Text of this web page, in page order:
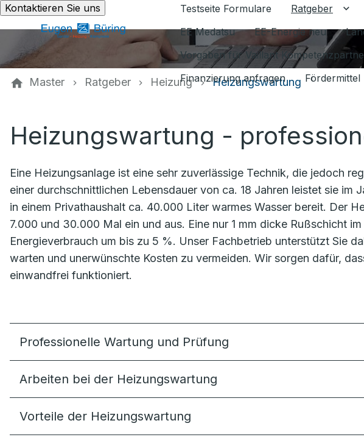
Kontaktieren Sie uns Testseite Formulare Ratgeber
EE Medatsu
EE-Energie neu
Vorgaben für Vaillant
Finanzierung anfragen
Fördermittel
Master Ratgeber Heizung Heizungswartung
Heizungswartung -
Eine Heizungsanlage ist eine sehr zuverlässige Technik, die jedoch
einer durchschnittlichen Lebensdauer von ca. 18 Jahren leistet sie im
in einem Privathaushalt ca. 40.000 Liter warmes Wasser bereit. Der
7.000 und 30.000 Mal ein und aus. Eine nur 1 mm dicke Rußschicht
Energieverbrauch um bis zu 5 %. Unser Fachbetrieb unterstützt Sie
warten und unerwünschte Kosten zu vermeiden. Wir sorgen dafür,
einwandfrei funktioniert.
Professionelle Wartung und Prüfung
Arbeiten bei der Heizungswartung
Vorteile der Heizungswartung